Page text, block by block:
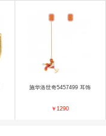
施华洛世奇5457499 耳饰
￥1290